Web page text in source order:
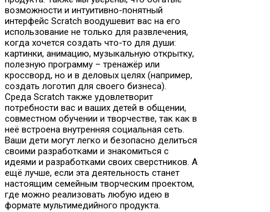
возможности и интуитивно-понятный
интерфейс Scratch воодушевит вас на его
использование не только для развлечения,
когда хочется создать что-то для души:
картинки, анимацию, музыкальную открытку,
полезную программу – тренажёр или
кроссворд, но и в деловых целях (например,
создать логотип для своего бизнеса).
Среда Scratch также удовлетворит
потребности вас и ваших детей в общении,
совместном обучении и творчестве, так как в
неё встроена внутренняя социальная сеть.
Ваши дети могут легко и безопасно делиться
своими разработками и знакомиться с
идеями и разработками своих сверстников. А
ещё лучше, если эта деятельность станет
настоящим семейным творческим проектом,
где можно реализовать любую идею в
формате мультимедийного продукта.